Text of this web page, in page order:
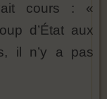
cours : «
d’État aux
il n’y a pas